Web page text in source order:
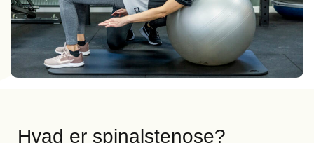
Hvad er spinalstenose?